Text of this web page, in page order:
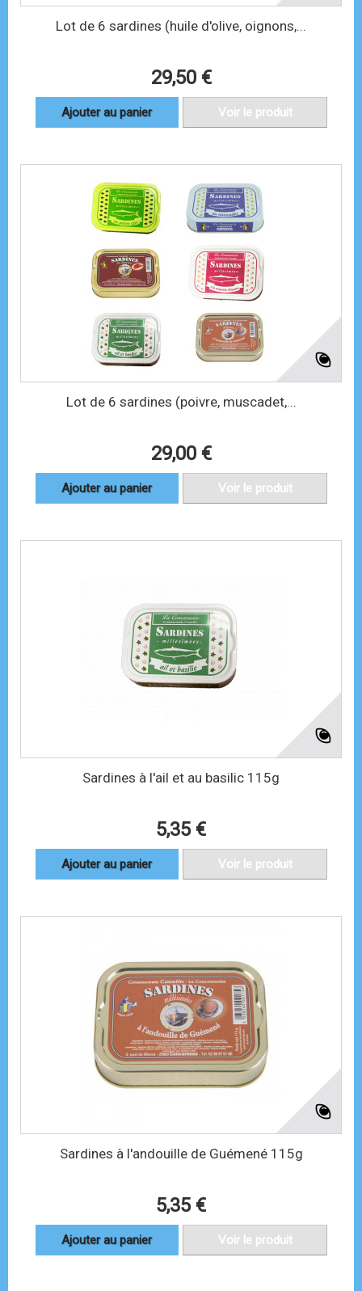
Lot de 6 sardines (huile d'olive, oignons,...
29,50 €
Ajouter au panier Voir le produit
Lot de 6 sardines (poivre, muscadet,...
29,00 €
Ajouter au panier Voir le produit
Sardines à l'ail et au basilic 115g
5,35 €
Ajouter au panier Voir le produit
Sardines à l'andouille de Guémené 115g
5,35 €
Ajouter au panier Voir le produit